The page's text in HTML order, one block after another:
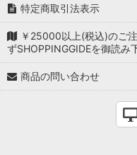
特定商取引法表示
￥25000以上(税込)のご
ずSHOPPINGGIDEを御読み
商品の問い合わせ